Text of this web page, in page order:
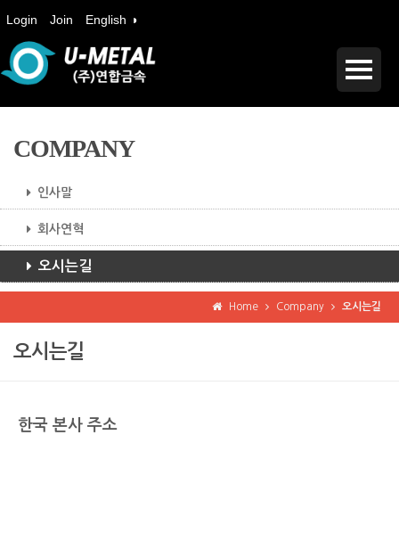
Login Join English ◑
COMPANY
인사말
회사연혁
오시는길
Home Company 오시는길
오시는길
한국 본사 주소